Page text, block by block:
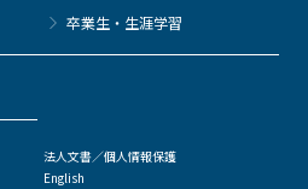
卒業生・生涯学習
法人文書／個人情報保護
English